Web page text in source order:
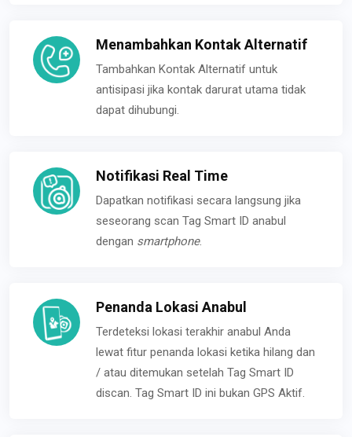
Menambahkan Kontak Alternatif
Tambahkan Kontak Alternatif untuk
antisipasi jika kontak darurat utama tidak
dapat dihubungi.
Notifikasi Real Time
Dapatkan notifikasi secara langsung jika
seseorang scan Tag Smart ID anabul
dengan smartphone.
Penanda Lokasi Anabul
Terdeteksi lokasi terakhir anabul Anda
lewat fitur penanda lokasi ketika hilang dan
/ atau ditemukan setelah Tag Smart ID
discan. Tag Smart ID ini bukan GPS Aktif.